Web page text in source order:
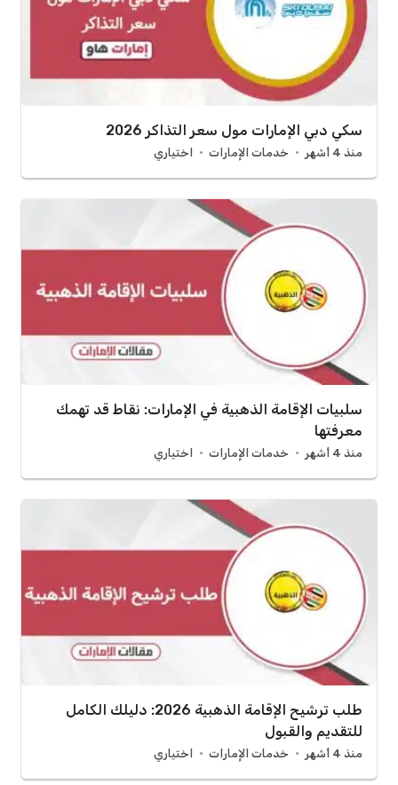
سكي دبي الإمارات مول سعر التذاكر 2026
منذ 4 أشهر خدمات الإمارات اختياري
سلبيات الإقامة الذهبية في الإمارات: نقاط قد تهمك
معرفتها
منذ 4 أشهر خدمات الإمارات اختياري
طلب ترشيح الإقامة الذهبية 2026: دليلك الكامل
للتقديم والقبول
منذ 4 أشهر خدمات الإمارات اختياري